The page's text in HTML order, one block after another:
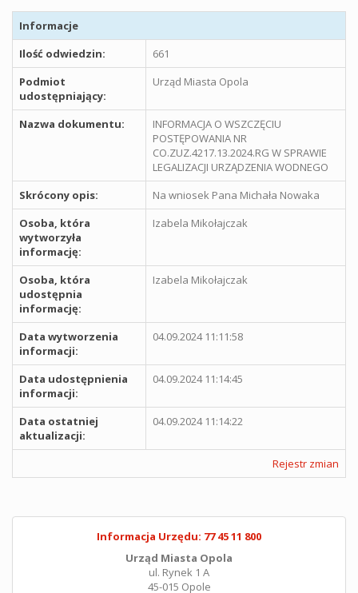
Informacje
Ilość odwiedzin:
661
Podmiot
udostępniający:
Urząd Miasta Opola
Nazwa dokumentu:
INFORMACJA O WSZCZĘCIU
POSTĘPOWANIA NR
CO.ZUZ.4217.13.2024.RG W SPRAWIE
LEGALIZACJI URZĄDZENIA WODNEGO
Skrócony opis:
Na wniosek Pana Michała Nowaka
Osoba, która
wytworzyła
informację:
Izabela Mikołajczak
Osoba, która
udostępnia
informację:
Izabela Mikołajczak
Data wytworzenia
informacji:
04.09.2024 11:11:58
Data udostępnienia
informacji:
04.09.2024 11:14:45
Data ostatniej
aktualizacji:
04.09.2024 11:14:22
Rejestr zmian
Informacja Urzędu: 77 45 11 800
Urząd Miasta Opola
ul. Rynek 1 A
45-015 Opole